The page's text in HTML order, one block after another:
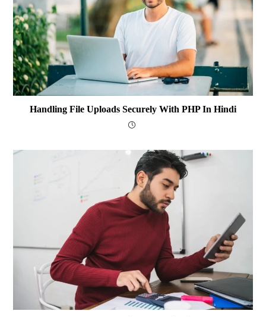
Handling File Uploads Securely With PHP In Hindi